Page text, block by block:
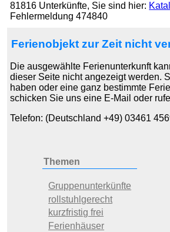
81816 Unterkünfte, Sie sind hier:
Fehlermeldung 474840
Ferienobjekt zur Zeit nicht
Die ausgewählte Ferienunterkunft
dieser Seite nicht angezeigt werden.
haben oder eine ganz bestimmte
schicken Sie uns eine E-Mail oder
Telefon: (Deutschland +49) 03461
Themen
Gruppenunterkünfte
rollstuhlgerecht
kurzfristig frei
Ferienhäuser